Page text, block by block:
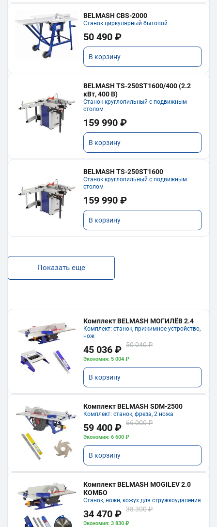
BELMASH CBS-2000
Станок циркулярный бытовой
50 490 ₽
В корзину
BELMASH TS-250ST1600/400 (2.2
кВт, 400 В)
Станок круглопильный с подвижным
столом
159 990 ₽
В корзину
BELMASH TS-250ST1600
Станок круглопильный с подвижным
столом
159 990 ₽
В корзину
Показать еще
Комплект BELMASH МОГИЛЁВ 2.4
Комплект: станок, прижимное устройство,
нож
45 036 ₽ 50 040 ₽
Экономия: 5 004 ₽
В корзину
Комплект BELMASH SDM-2500
Комплект: станок, фреза, 2 ножа
59 400 ₽ 66 000 ₽
Экономия: 6 600 ₽
В корзину
Комплект BELMASH MOGILEV 2.0
КОМБО
Станок, ножи, кожух для стружкоудаления
34 470 ₽ 38 300 ₽
Экономия: 3 830 ₽